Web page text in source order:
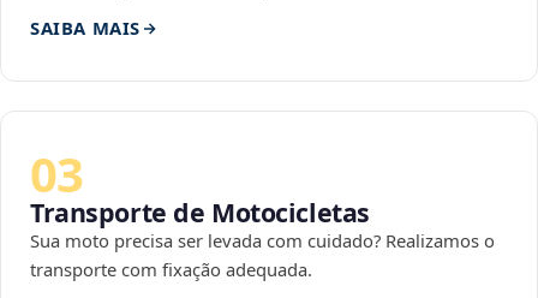
SAIBA MAIS
03
Transporte de Motocicletas
Sua moto precisa ser levada com cuidado? Realizamos o
transporte com fixação adequada.